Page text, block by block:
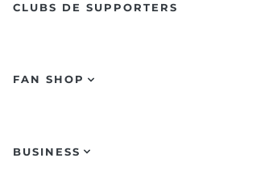
CLUBS DE SUPPORTERS
FAN SHOP
BUSINESS